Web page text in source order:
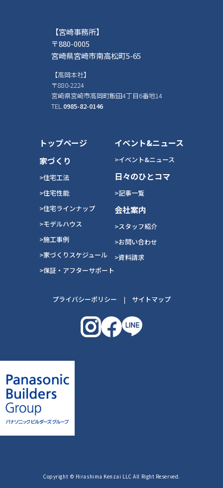
【宮崎事務所】
〒880-0005
宮崎県宮崎市南高松町5-65
【高岡本社】
〒880-2224
宮崎県宮崎市高岡町飯田4丁目6番地14
TEL.0985-82-0146
トップページ
家づくり
>住宅工法
>住宅性能
>住宅ラインナップ
>モデルハウス
>施工事例
>家づくりスケジュール
>保証・アフターサポート
イベント&ニュース
>イベント&ニュース
日々のひとコマ
>記事一覧
会社案内
>スタッフ紹介
>お問い合わせ
>資料請求
プライバシーポリシー | サイトマップ
Copyright © Hirashima Kenzai LLC All Right Reserved.